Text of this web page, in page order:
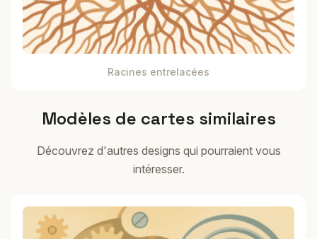
Racines entrelacées
Modèles de cartes similaires
Découvrez d'autres designs qui pourraient vous
intéresser.